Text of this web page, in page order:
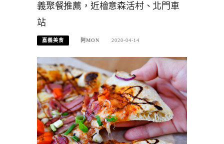
義聚餐推薦，近檜意森活村、北門車
站
嘉義美食 阿MON 2020-04-14